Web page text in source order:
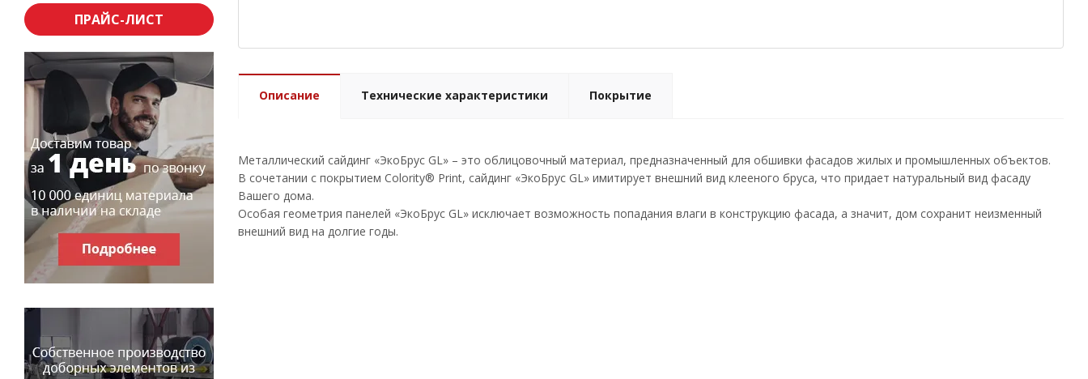
Описание Технические характеристики Покрытие
Металлический сайдинг «ЭкоБрус GL» – это облицовочный материал, предназначенный для обшивки фасадов жилых и промышленных объектов.
В сочетании с покрытием Colority® Print, сайдинг «ЭкоБрус GL» имитирует внешний вид клееного бруса, что придает натуральный вид фасаду
Вашего дома.
Особая геометрия панелей «ЭкоБрус GL» исключает возможность попадания влаги в конструкцию фасада, а значит, дом сохранит неизменный
внешний вид на долгие годы.
ПРАЙС-ЛИСТ